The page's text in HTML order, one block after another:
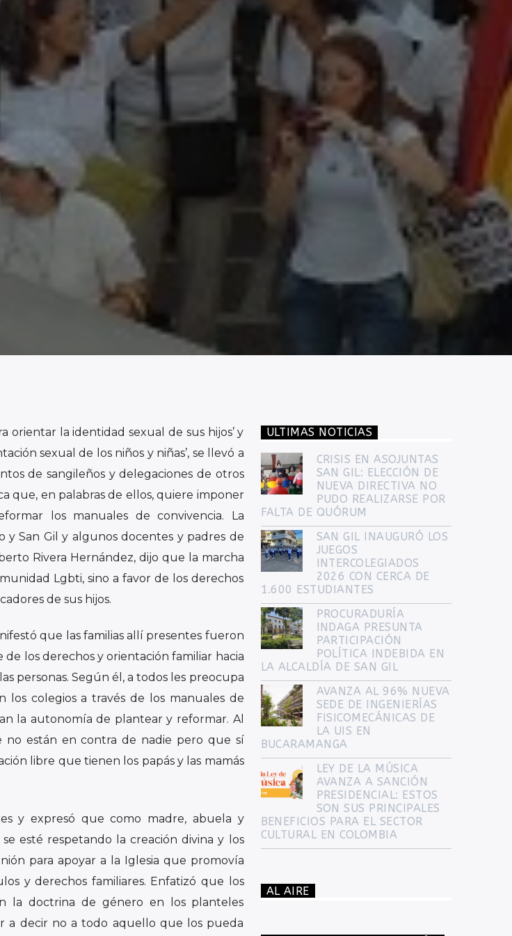
orientar la identidad sexual de sus hijos’ y
sexual de los niños y niñas’, se llevó a
de sangileños y delegaciones de otros
que, en palabras de ellos, quiere imponer
los manuales de convivencia. La
y San Gil y algunos docentes y padres de
Rivera Hernández, dijo que la marcha
Lgbti, sino a favor de los derechos
de sus hijos.
que las familias allí presentes fueron
los derechos y orientación familiar hacia
personas. Según él, a todos les preocupa
colegios a través de los manuales de
la autonomía de plantear y reformar. Al
no están en contra de nadie pero que sí
libre que tienen los papás y las mamás
y expresó que como madre, abuela y
esté respetando la creación divina y los
para apoyar a la Iglesia que promovía
y derechos familiares. Enfatizó que los
la doctrina de género en los planteles
a decir no a todo aquello que los pueda
ULTIMAS NOTICIAS
CRISIS EN ASOJUNTAS
SAN GIL: ELECCIÓN DE
NUEVA DIRECTIVA NO
PUDO REALIZARSE POR
FALTA DE QUÓRUM
SAN GIL INAUGURÓ LOS
JUEGOS
INTERCOLEGIADOS
2026 CON CERCA DE
1.600 ESTUDIANTES
PROCURADURÍA
INDAGA PRESUNTA
PARTICIPACIÓN
POLÍTICA INDEBIDA EN
LA ALCALDÍA DE SAN GIL
AVANZA AL 96% NUEVA
SEDE DE INGENIERÍAS
FISICOMECÁNICAS DE
LA UIS EN
BUCARAMANGA
LEY DE LA MÚSICA
AVANZA A SANCIÓN
PRESIDENCIAL: ESTOS
SON SUS PRINCIPALES
BENEFICIOS PARA EL SECTOR
CULTURAL EN COLOMBIA
AL AIRE